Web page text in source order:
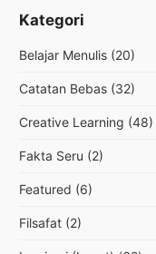
Kategori
Belajar Menulis (20)
Catatan Bebas (32)
Creative Learning (48)
Fakta Seru (2)
Featured (6)
Filsafat (2)